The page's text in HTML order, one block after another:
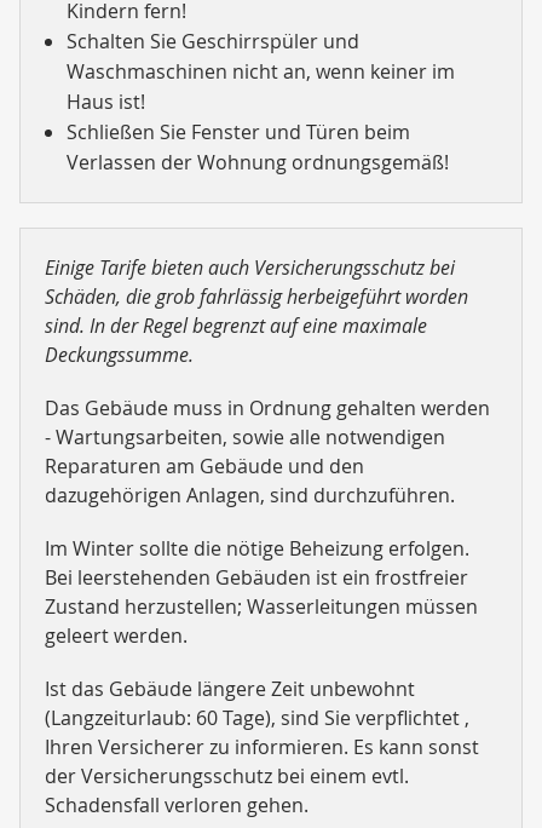
Kindern fern!
Schalten Sie Geschirrspüler und
Waschmaschinen nicht an, wenn keiner im
Haus ist!
Schließen Sie Fenster und Türen beim
Verlassen der Wohnung ordnungsgemäß!
Einige Tarife bieten auch Versicherungsschutz bei
Schäden, die grob fahrlässig herbeigeführt worden
sind. In der Regel begrenzt auf eine maximale
Deckungssumme.
Das Gebäude muss in Ordnung gehalten werden
- Wartungsarbeiten, sowie alle notwendigen
Reparaturen am Gebäude und den
dazugehörigen Anlagen, sind durchzuführen.
Im Winter sollte die nötige Beheizung erfolgen.
Bei leerstehenden Gebäuden ist ein frostfreier
Zustand herzustellen; Wasserleitungen müssen
geleert werden.
Ist das Gebäude längere Zeit unbewohnt
(Langzeiturlaub: 60 Tage), sind Sie verpflichtet ,
Ihren Versicherer zu informieren. Es kann sonst
der Versicherungsschutz bei einem evtl.
Schadensfall verloren gehen.